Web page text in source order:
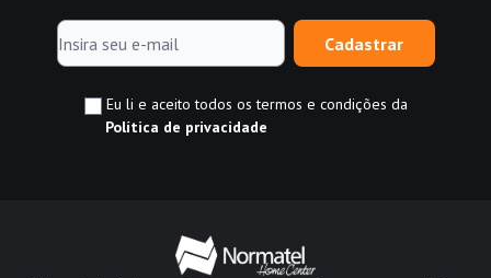
Cadastrar
Eu li e aceito todos os termos e condições da
Política de privacidade